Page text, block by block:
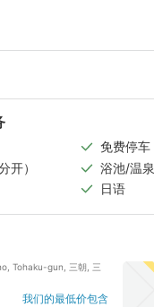
免费停车
开）
浴池/温泉
日语
Tohaku-gun, 三朝, 三
我们的最低价包含